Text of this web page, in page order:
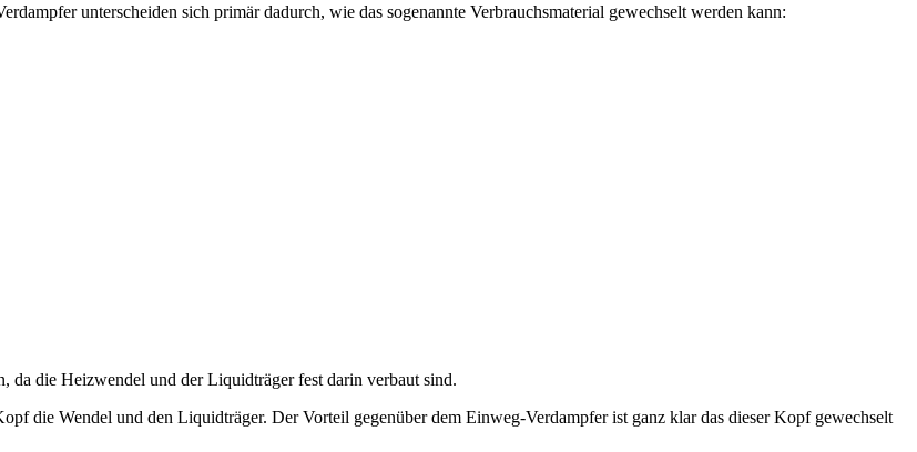
unterscheiden sich primär dadurch, wie das sogenannte Verbrauchsmaterial gewechselt werden kann:
da die Heizwendel und der Liquidträger fest darin verbaut sind.
die Wendel und den Liquidträger. Der Vorteil gegenüber dem Einweg-Verdampfer ist ganz klar das dieser Kopf gewechselt